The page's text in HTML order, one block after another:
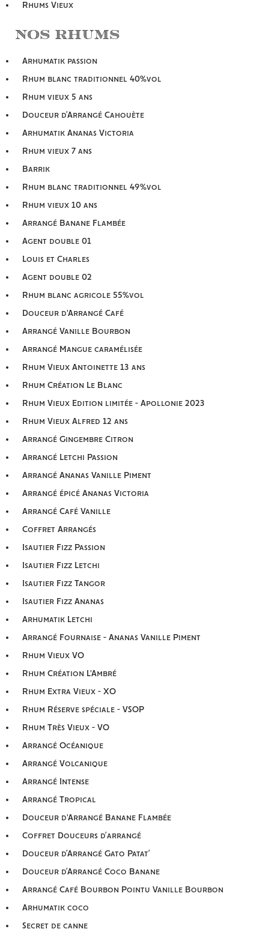
Rhums Vieux
Nos Rhums
Arhumatik passion
Rhum blanc traditionnel 40%vol
Rhum vieux 5 ans
Douceur d’Arrangé Cahouète
Arhumatik Ananas Victoria
Rhum vieux 7 ans
Barrik
Rhum blanc traditionnel 49%vol
Rhum vieux 10 ans
Arrangé Banane Flambée
Agent double 01
Louis et Charles
Agent double 02
Rhum blanc agricole 55%vol
Douceur d'Arrangé Café
Arrangé Vanille Bourbon
Arrangé Mangue caramélisée
Rhum Vieux Antoinette 13 ans
Rhum Création Le Blanc
Rhum Vieux Edition limitée - Apollonie 2023
Rhum Vieux Alfred 12 ans
Arrangé Gingembre Citron
Arrangé Letchi Passion
Arrangé Ananas Vanille Piment
Arrangé épicé Ananas Victoria
Arrangé Café Vanille
Coffret Arrangés
Isautier Fizz Passion
Isautier Fizz Letchi
Isautier Fizz Tangor
Isautier Fizz Ananas
Arhumatik Letchi
Arrangé Fournaise - Ananas Vanille Piment
Rhum Vieux VO
Rhum Création L'Ambré
Rhum Extra Vieux - XO
Rhum Réserve spéciale - VSOP
Rhum Très Vieux - VO
Arrangé Océanique
Arrangé Volcanique
Arrangé Intense
Arrangé Tropical
Douceur d'Arrangé Banane Flambée
Coffret Douceurs d’arrangé
Douceur d’Arrangé Gato Patat’
Douceur d’Arrangé Coco Banane
Arrangé Café Bourbon Pointu Vanille Bourbon
Arhumatik coco
Secret de canne